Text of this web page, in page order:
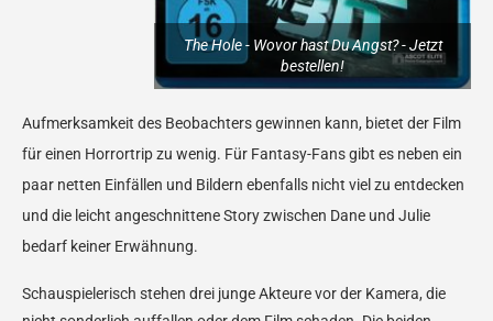
The Hole - Wovor hast Du Angst? - Jetzt
bestellen!
Aufmerksamkeit des Beobachters gewinnen kann, bietet der Film
für einen Horrortrip zu wenig. Für Fantasy-Fans gibt es neben ein
paar netten Einfällen und Bildern ebenfalls nicht viel zu entdecken
und die leicht angeschnittene Story zwischen Dane und Julie
bedarf keiner Erwähnung.
Schauspielerisch stehen drei junge Akteure vor der Kamera, die